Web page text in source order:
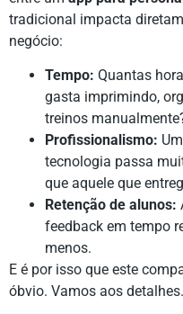
tradicional impacta
negócio:
Tempo: Quantas
gasta imprimindo,
treinos
Profissionalismo:
tecnologia passa
que aquele que
Retenção de alunos:
feedback em tempo
menos.
E é por isso que este
óbvio. Vamos aos detalhes.